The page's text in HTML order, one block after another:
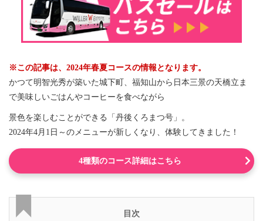
※この記事は、2024年春夏コースの情報となります。
かつて明智光秀が築いた城下町、福知山から日本三景の天橋立ま
で美味しいごはんやコーヒーを食べながら
景色を楽しむことができる「丹後くろまつ号」。
2024年4月1日～のメニューが新しくなり、体験してきました！
4種類のコース詳細はこちら
目次